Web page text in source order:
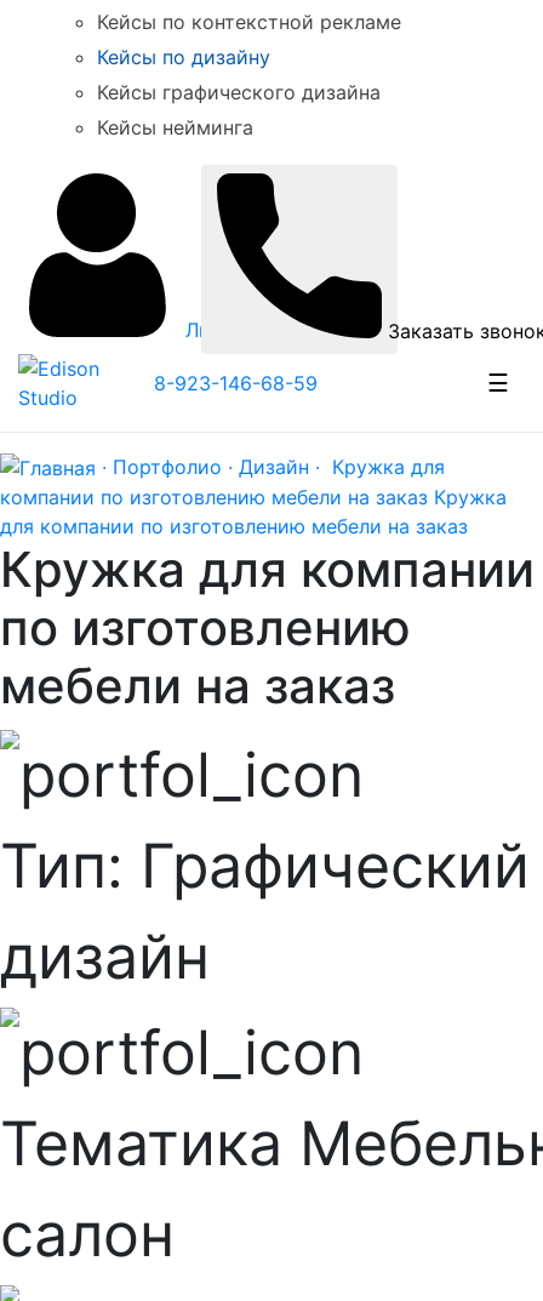
Кейсы по контекстной рекламе
Кейсы по дизайну
Кейсы графического дизайна
Кейсы нейминга
Личный кабинет Заказать
8-923-146-68-59 ☰
· Портфолио · Дизайн · Кружка для
компании по изготовлению мебели на заказ Кружка
для компании по изготовлению мебели на заказ
Кружка для компании
по изготовлению
мебели на заказ
Тип: Графический
дизайн
Тематика
салон